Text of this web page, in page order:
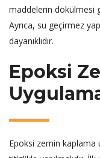
maddelerin dökülmesi
Ayrıca, su geçirmez
dayanıklıdır.
Epoksi
Epoksi zemin kaplama